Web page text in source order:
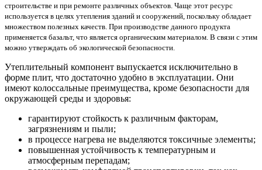
строительстве и при ремонте различных объектов. Чаще этот ресурс
используется в целях утепления зданий и сооружений, поскольку обладает
множеством полезных качеств. При производстве данного продукта
применяется базальт, что является органическим материалом. В связи с этим
можно утверждать об экологической безопасности.
Утеплительный компонент выпускается исключительно в
форме плит, что достаточно удобно в эксплуатации. Они
имеют колоссальные преимущества, кроме безопасности для
окружающей среды и здоровья:
гарантируют стойкость к различным факторам,
загрязнениям и пыли;
в процессе нагрева не выделяются токсичные элементы;
повышенная устойчивость к температурным и
атмосферным перепадам;